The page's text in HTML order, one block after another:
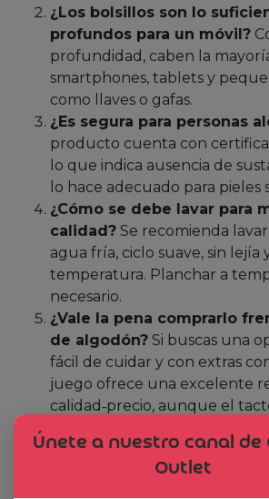
¿Los bolsillos son lo
profundos para un móvil?
profundidad, caben la
smartphones, tablets y
como llaves o gafas.
¿Es segura para personas
producto cuenta con
lo que indica ausencia de
lo hace adecuado para pieles
¿Cómo se debe lavar para
calidad? Se recomienda
agua fría, ciclo suave, sin lejía
temperatura. Planchar a
necesario.
¿Vale la pena comprarlo
de algodón? Si buscas una
fácil de cuidar y con extras
juego ofrece una excelente
calidad‑precio, aunque el
Veredicto Final: ¿Merece
Únete a nuestro canal de
Outlet